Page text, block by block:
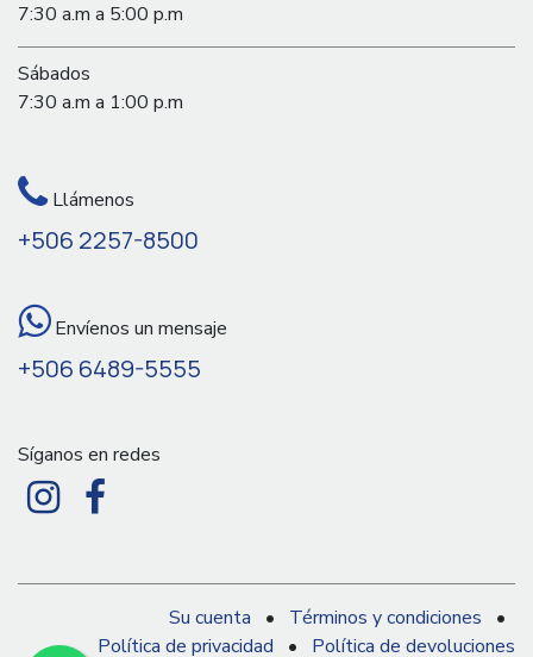
7:30 a.m a 5:00 p.m
Sábados
7:30 a.m a 1:00 p.m
Llámenos
+506 2257-8500
Envíenos un mensaje
+506 6489-5555
Síganos en redes
Su cuenta • Términos y condiciones
•
Política de privacidad
• Política de devoluciones